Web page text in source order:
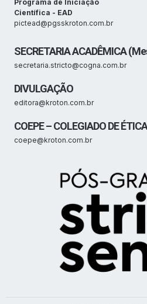
Programa de Iniciação
Científica - EAD
pictead@pgsskroton.com.br
SECRETARIA ACADÊMICA
secretaria.stricto@cogna.com.br
DIVULGAÇÃO
editora@kroton.com.br
COEPE – COLEGIADO DE
coepe@kroton.com.br